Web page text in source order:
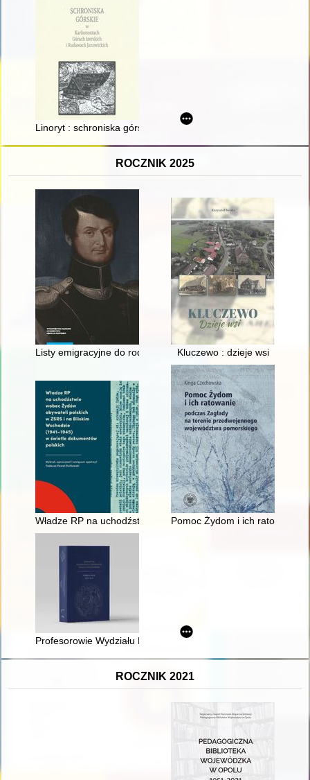
Linoryt : schroniska górskie w Karkonoszach, Górach
ROCZNIK 2025
Listy emigracyjne do rodziców : (z dołączeniem listów
Kluczewo : dzieje wsi
Władze RP na uchodźstwie wobec Żydów obywateli polskich
Pomoc Żydom i ich ratowanie
Profesorowie Wydziału Prawa i Administracji Uniwersytetu
ROCZNIK 2021